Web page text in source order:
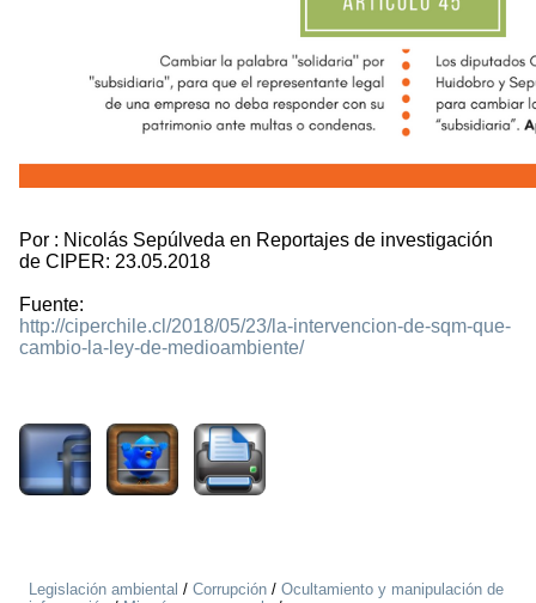
Por : Nicolás Sepúlveda en Reportajes de investigación
de CIPER: 23.05.2018
Fuente:
http://ciperchile.cl/2018/05/23/la-intervencion-de-sqm-que-
cambio-la-ley-de-medioambiente/
Legislación ambiental / Corrupción / Ocultamiento y manipulación de